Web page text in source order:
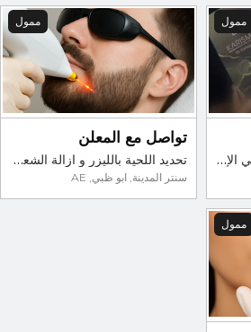
ممول
💉 إبرة الكولاجين كاريزما في الإمارات – علاج فعّال لتجديد البشرة ومكافحة الشيخوخة
ممول
تواصل مع المعلن
تحديد اللحية بالليزر و ازالة الشعر | عيادة الريادة
سنتر المدينة, ابو ظبي, AE
ممول